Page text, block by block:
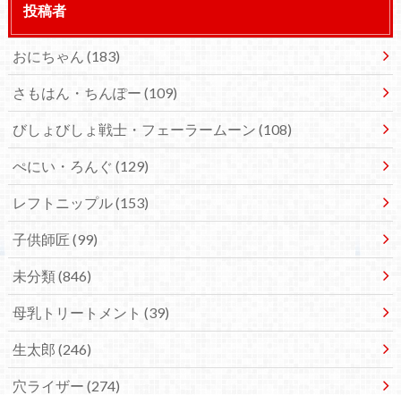
投稿者
おにちゃん (183)
さもはん・ちんぽー (109)
びしょびしょ戦士・フェーラームーン (108)
ぺにい・ろんぐ (129)
レフトニップル(153)
子供師匠 (99)
未分類(846)
母乳トリートメント (39)
生太郎 (246)
穴ライザー (274)